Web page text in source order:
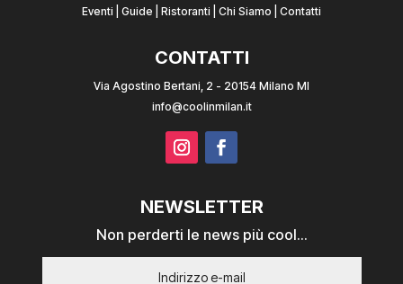
Eventi Guide Ristoranti Chi Siamo Contatti
CONTATTI
Via Agostino Bertani, 2 - 20154 Milano MI
info@coolinmilan.it
NEWSLETTER
Non perderti le news più cool...